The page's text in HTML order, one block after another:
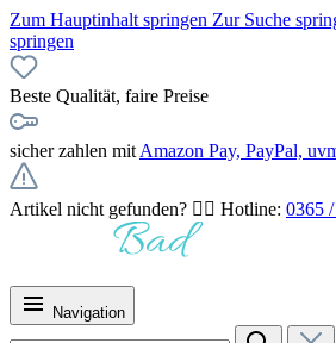
Zum Hauptinhalt springen Zur Suche
springen
Beste Qualität, faire Preise
sicher zahlen mit Amazon Pay, PayPal,
Artikel nicht gefunden? 👉🏻 Hotline: 0365
Navigation